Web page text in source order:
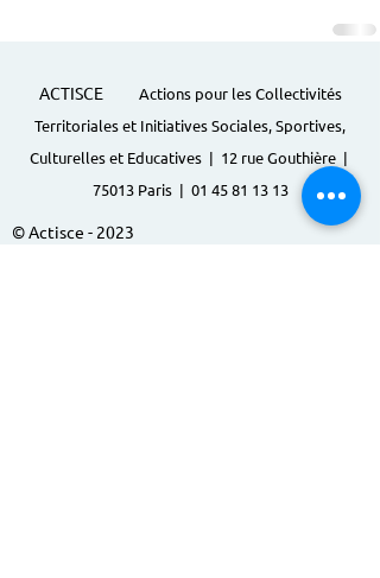
ACTISCE
Actions pour les Collectivités
Territoriales et Initiatives Sociales, Sportives,
Culturelles et Educatives | 12 rue Gouthière |
75013 Paris | 01 45 81 13 13
© Actisce - 2023